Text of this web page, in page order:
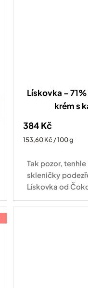
Lískovka –
krém s
384 Kč
Měrná
153,60 Kč / 100 g
Tak pozor, tenhle
skleničky
Lískovka od
JANEK obsahuje
vybraných